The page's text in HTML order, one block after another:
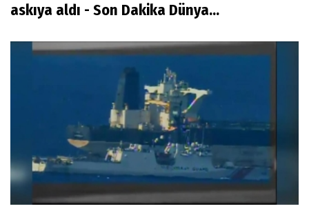
askıya aldı - Son Dakika Dünya...